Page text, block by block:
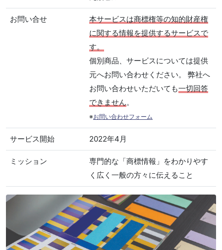
お問い合せ
本サービスは商標権等の知的財産権
に関する情報を提供するサービスで
す。
個別商品、サービスについては提供
元へお問い合わせください。 弊社へ
お問い合わせいただいても一切回答
できません。
※お問い合わせフォーム
サービス開始 2022年4月
ミッション
専門的な「商標情報」をわかりやす
く広く一般の方々に伝えること